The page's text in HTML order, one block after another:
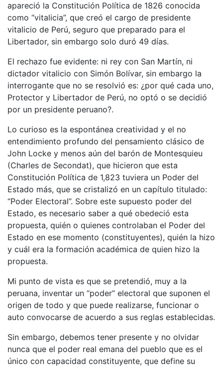
apareció la Constitución Política de 1826 conocida
como “vitalicia”, que creó el cargo de presidente
vitalicio de Perú, seguro que preparado para el
Libertador, sin embargo solo duró 49 días.
El rechazo fue evidente: ni rey con San Martín, ni
dictador vitalicio con Simón Bolívar, sin embargo la
interrogante que no se resolvió es: ¿por qué cada uno,
Protector y Libertador de Perú, no optó o se decidió
por un presidente peruano?.
Lo curioso es la espontánea creatividad y el no
entendimiento profundo del pensamiento clásico de
John Locke y menos aún del barón de Montesquieu
(Charles de Secondat), que hicieron que esta
Constitución Política de 1,823 tuviera un Poder del
Estado más, que se cristalizó en un capítulo titulado:
“Poder Electoral”. Sobre este supuesto poder del
Estado, es necesario saber a qué obedeció esta
propuesta, quién o quienes controlaban el Poder del
Estado en ese momento (constituyentes), quién la hizo
y cuál era la formación académica de quien hizo la
propuesta.
Mi punto de vista es que se pretendió, muy a la
peruana, inventar un “poder” electoral que suponen el
origen de todo y que puede realizarse, funcionar o
auto convocarse de acuerdo a sus reglas establecidas.
Sin embargo, debemos tener presente y no olvidar
nunca que el poder real emana del pueblo que es el
único con capacidad constituyente, que define su